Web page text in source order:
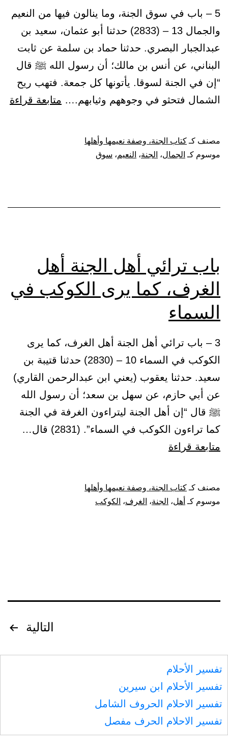
5 – باب في سوق الجنة، وما ينالون فيها من النعيم
والجمال 13 – (2833) حدثنا أبو عثمان، سعيد بن
عبدالجبار البصري. حدثنا حماد بن سلمة عن ثابت
البناني، عن أنس بن مالك؛ أن رسول الله ﷺ قال
“إن في الجنة لسوقا. يأتونها كل جمعة. فتهب ريح
الشمال فتحثو في وجوههم وثيابهم.… متابعة قراءة
مصنف كـ كتاب الجنة، وصفة نعيمها وأهلها
موسوم كـ الجمال، الجنة، النعيم، سوق
باب ترائي أهل الجنة أهل
الغرف، كما يرى الكوكب في
السماء
3 – باب ترائي أهل الجنة أهل الغرف، كما يرى
الكوكب في السماء 10 – (2830) حدثنا قتيبة بن
سعيد. حدثنا يعقوب (يعني ابن عبدالرحمن القاري)
عن أبي حازم، عن سهل بن سعد؛ أن رسول الله
ﷺ قال “إن أهل الجنة ليتراءون الغرفة في الجنة
كما تراءون الكوكب في السماء”. (2831) قال…
متابعة قراءة
الجنة
في
مصنف كـ كتاب الجنة، وصفة نعيمها وأهلها
موسوم كـ أهل، الجنة، الغرف، الكوكب
المقالات
التالية
تفسير الأحلام
تفسير الأحلام ابن سيرين
تفسير الاحلام الحروف الشامل
تفسير الاحلام الحرف مفصل